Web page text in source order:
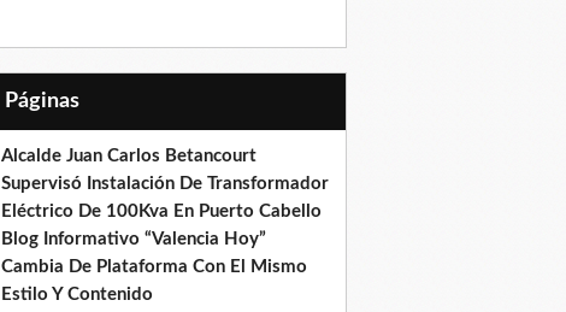
Páginas
Alcalde Juan Carlos Betancourt
Supervisó Instalación De Transformador
Eléctrico De 100Kva En Puerto Cabello
Blog Informativo “Valencia Hoy”
Cambia De Plataforma Con El Mismo
Estilo Y Contenido